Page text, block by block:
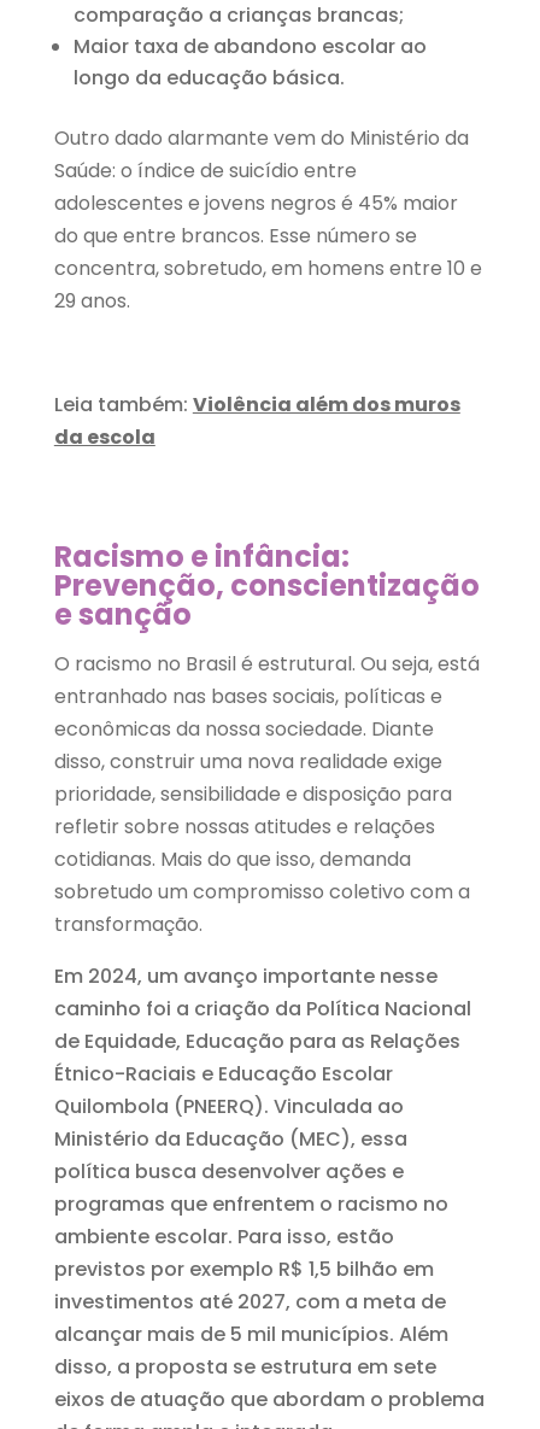
comparação a crianças brancas;
Maior taxa de abandono escolar ao
longo da educação básica.
Outro dado alarmante vem do Ministério da
Saúde: o índice de suicídio entre
adolescentes e jovens negros é 45% maior
do que entre brancos. Esse número se
concentra, sobretudo, em homens entre 10 e
29 anos.
Leia também: Violência além dos muros
da escola
Racismo e infância:
Prevenção, conscientização
e sanção
O racismo no Brasil é estrutural. Ou seja, está
entranhado nas bases sociais, políticas e
econômicas da nossa sociedade. Diante
disso, construir uma nova realidade exige
prioridade, sensibilidade e disposição para
refletir sobre nossas atitudes e relações
cotidianas. Mais do que isso, demanda
sobretudo um compromisso coletivo com a
transformação.
Em 2024, um avanço importante nesse
caminho foi a criação da Política Nacional
de Equidade, Educação para as Relações
Étnico-Raciais e Educação Escolar
Quilombola (PNEERQ). Vinculada ao
Ministério da Educação (MEC), essa
política busca desenvolver ações e
programas que enfrentem o racismo no
ambiente escolar. Para isso, estão
previstos por exemplo R$ 1,5 bilhão em
investimentos até 2027, com a meta de
alcançar mais de 5 mil municípios. Além
disso, a proposta se estrutura em sete
eixos de atuação que abordam o problema